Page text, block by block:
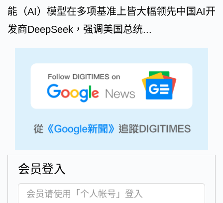
能（AI）模型在多项基准上皆大幅领先中国AI开
发商DeepSeek，强调美国总统...
会员登入